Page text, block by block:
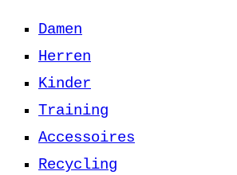
Damen
Herren
Kinder
Training
Accessoires
Recycling